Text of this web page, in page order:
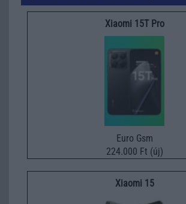
Xiaomi 15T Pro
Euro Gsm
224.000 Ft (új)
Xiaomi 15